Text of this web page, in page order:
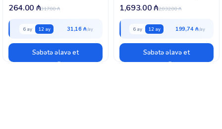
317.00₼
264.00 ₼
6 ay 12 ay 31,16 ₼
Səbətə əlavə et
2,032.00₼
1,693.00₼
6 ay 12 ay 199,74 ₼
Səbətə əlavə et